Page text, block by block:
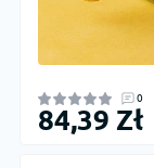
0
84,39 Zł